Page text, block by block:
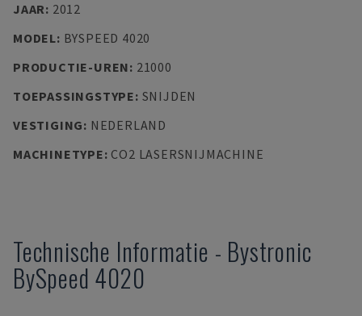
JAAR: 2012
MODEL: BYSPEED 4020
PRODUCTIE-UREN: 21000
TOEPASSINGSTYPE: SNIJDEN
VESTIGING: NEDERLAND
MACHINETYPE: CO2 LASERSNIJMACHINE
Technische Informatie - Bystronic
BySpeed 4020